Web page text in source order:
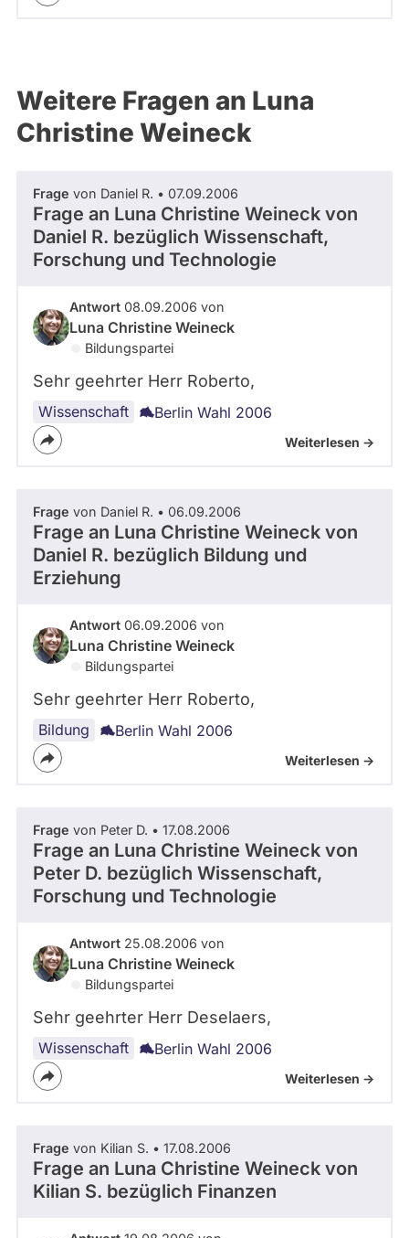
Weitere Fragen an Luna
Christine Weineck
Frage von Daniel R. • 07.09.2006
Frage an Luna Christine Weineck von
Daniel R. bezüglich Wissenschaft,
Forschung und Technologie
Antwort 08.09.2006 von
Luna Christine Weineck
Bildungspartei
Sehr geehrter Herr Roberto,
Wissenschaft Berlin Wahl 2006
Weiterlesen ->
Frage von Daniel R. • 06.09.2006
Frage an Luna Christine Weineck von
Daniel R. bezüglich Bildung und
Erziehung
Antwort 06.09.2006 von
Luna Christine Weineck
Bildungspartei
Sehr geehrter Herr Roberto,
Bildung Berlin Wahl 2006
Weiterlesen ->
Frage von Peter D. • 17.08.2006
Frage an Luna Christine Weineck von
Peter D. bezüglich Wissenschaft,
Forschung und Technologie
Antwort 25.08.2006 von
Luna Christine Weineck
Bildungspartei
Sehr geehrter Herr Deselaers,
Wissenschaft Berlin Wahl 2006
Weiterlesen ->
Frage von Kilian S. • 17.08.2006
Frage an Luna Christine Weineck von
Kilian S. bezüglich Finanzen